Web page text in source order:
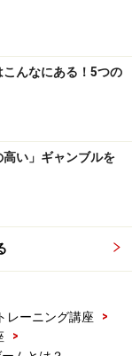
んなにある！5つの
い」ギャンブルを
レーニング講座
>
>